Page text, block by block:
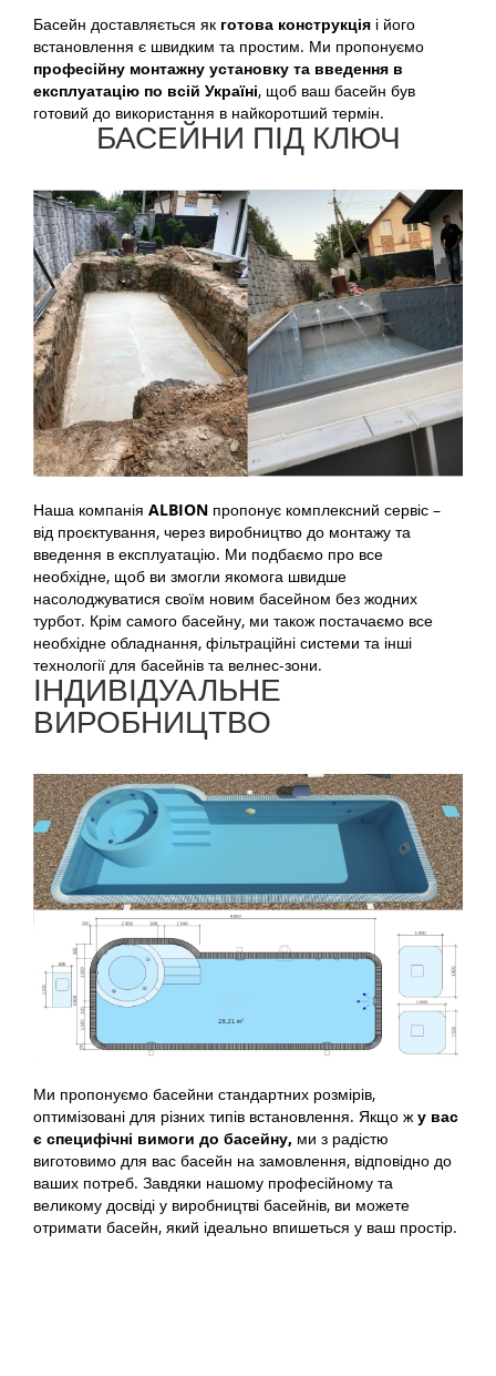
Басейн доставляється як готова конструкція і його
встановлення є швидким та простим. Ми пропонуємо
професійну монтажну установку та введення в
експлуатацію по всій Україні, щоб ваш басейн був
готовий до використання в найкоротший термін.
БАСЕЙНИ ПІД КЛЮЧ
Наша компанія ALBION пропонує комплексний сервіс –
від проєктування, через виробництво до монтажу та
введення в експлуатацію. Ми подбаємо про все
необхідне, щоб ви змогли якомога швидше
насолоджуватися своїм новим басейном без жодних
турбот. Крім самого басейну, ми також постачаємо все
необхідне обладнання, фільтраційні системи та інші
технології для басейнів та велнес-зони.
ІНДИВІДУАЛЬНЕ
ВИРОБНИЦТВО
Ми пропонуємо басейни стандартних розмірів,
оптимізовані для різних типів встановлення. Якщо ж у вас
є специфічні вимоги до басейну, ми з радістю
виготовимо для вас басейн на замовлення, відповідно до
ваших потреб. Завдяки нашому професійному та
великому досвіді у виробництві басейнів, ви можете
отримати басейн, який ідеально впишеться у ваш простір.